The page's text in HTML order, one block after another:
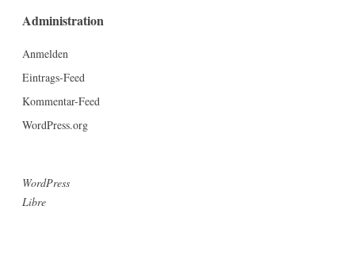
Administration
Anmelden
Eintrags-Feed
Kommentar-Feed
WordPress.org
WordPress
Libre